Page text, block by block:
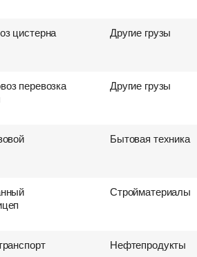
цистерна Другие грузы
перевозка
Другие грузы
Бытовая техника
Стройматериалы
Нефтепродукты